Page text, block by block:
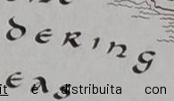
è distribuita con